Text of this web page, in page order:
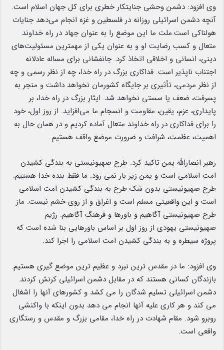
وی افزود: دشمن وحشی جنایتکار خطری برای کل جهان اسلام است.
آنچه دشمن اسرائیلی روزانه در فلسطین و غزه انجام می‌دهد جنایات
هولناکی است.ملت ما این موضع را به عنوان جهاد در راه خداوند
متعال و کسب رضایت او و به عنوان یکی از مهمترین مسئولیت‌های
دینی، انسانی و اخلاقی اتخاذ کرد. جانفشانی برای مساله عادلانه
اجتناب ناپذیر است. فداکاری بزرگ در راه خدا، چه از نظر رسمی و چه
از نظر مردمی، تأثیری بر جایگاه کشورمان نخواهد داشت و منجر به
پسرفت، ضعف یا سستی نخواهد شد. ایثار بزرگ در راه خدا، بر
پایداری، عزم، یقین، مقاومت و انسجام ما می‌افزاید. از روز اول، خود
را برای فداکاری در راه خداوند متعال آماده کردیم و در همان حال به
اهمیت، عظمت، شرافت و ضرورت موضع واقف هستیم.
رهبر انصارالله یمن تاکید کرد: طرح صهیونیستی به بندگی کشیدن
امت اسلامی است و یمن زیر بار نمی رود. ما فقط بنده خدا هستیم.
طرح صهیونیستی بدون شک طرح به بندگی کشیدن امت اسلامی
است و این واقعیتی مسلم است و اغراق و از روی خشم نیست. ماز
طرح صهیونیستی آگاهیم و باورها و فرهنگ آگاهیم. رژیم
صهیونیستی یهودی از روز اول بر اساس باورهایی بنا شده است که
پروژه سیطره و به بندگی کشیدن امت اسلامی را اجرا کند.
وی افزود: ما در مقدس ترین نبرد و عظیم ترین موضع گیری هستیم.
بازندگان کسانی هستند که در مقابل دشمن اسرائیلی کرنش کردند.
دشمن اسرائیلی تسلیم شدگان را می کشد و کشورهای آنها را اشغال
می کند و هر کاری علیه آنها انجام می دهد بدون اینکه با واکنشی
روبرو شود. مقام شهادت در راه خدا، مقامی بزرگ و مقدس و رستگاری
واقعی است.